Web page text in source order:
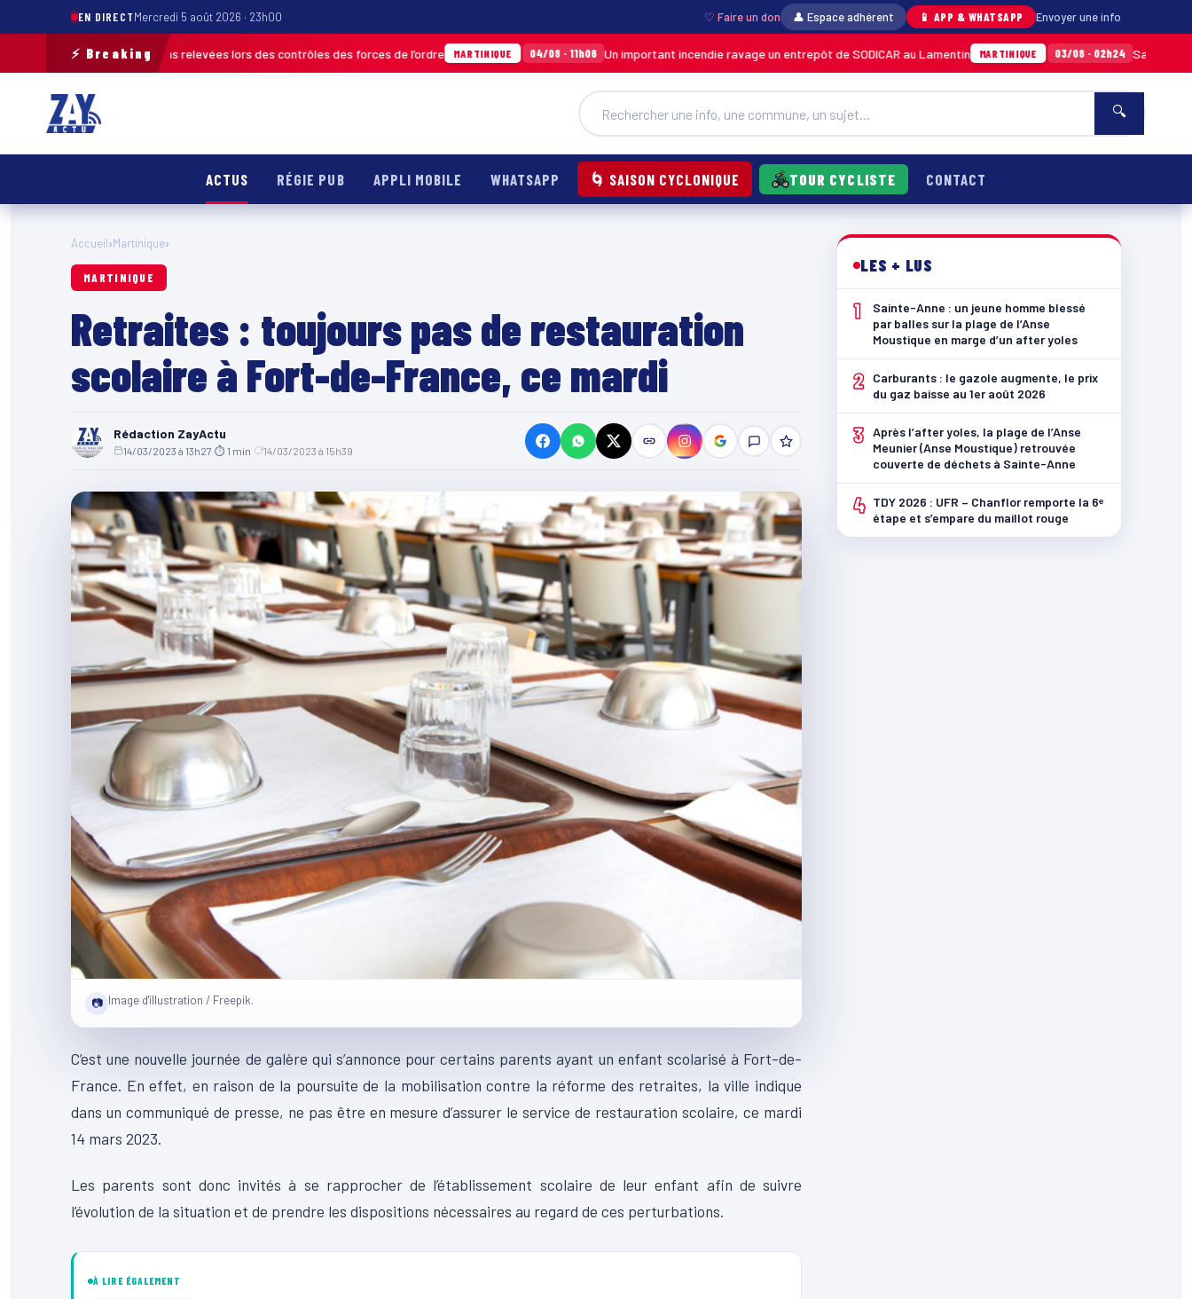
EN DIRECTMercredi 5 août 2026 · 23h00 ♡ Faire un don 👤 Espace adhérent 📱 APP & WHATSAPP Envoyer une info
⚡ Breaking
de 120 infractions relevées lors des contrôles des forces de l’ordre MARTINIQUE 04/08 · 11h06 Un important incendie ravage un entrepôt de SODICAR au Lamentin MARTINIQUE 03/08 · 02h24 Sainte-Anne : un
🔍
ACTUS RÉGIE PUB APPLI MOBILE WHATSAPP 🌀 SAISON CYCLONIQUE TOUR CYCLISTE CONTACT
Accueil›Martinique›
MARTINIQUE
Retraites : toujours pas de restauration
scolaire à Fort-de-France, ce mardi
Rédaction ZayActu
14/03/2023 à 13h27 ⏱ 1 min 14/03/2023 à 15h39
📷 Image d'illustration / Freepik.
C’est une nouvelle journée de galère qui s’annonce pour certains parents ayant un enfant scolarisé à Fort-de-
France. En effet, en raison de la poursuite de la mobilisation contre la réforme des retraites, la ville indique
dans un communiqué de presse, ne pas être en mesure d’assurer le service de restauration scolaire, ce mardi
14 mars 2023.
Les parents sont donc invités à se rapprocher de l’établissement scolaire de leur enfant afin de suivre
l’évolution de la situation et de prendre les dispositions nécessaires au regard de ces perturbations.
À LIRE ÉGALEMENT
LES + LUS
1
Sainte-Anne : un jeune homme blessé
par balles sur la plage de l’Anse
Moustique en marge d’un after yoles
2
Carburants : le gazole augmente, le prix
du gaz baisse au 1er août 2026
3 Après l’after yoles, la plage de l’Anse
Meunier (Anse Moustique) retrouvée
couverte de déchets à Sainte-Anne
4 TDY 2026 : UFR – Chanflor remporte la 6ᵉ
étape et s’empare du maillot rouge